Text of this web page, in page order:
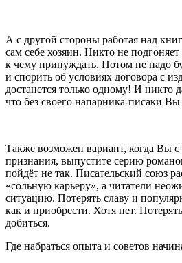
А с другой стороны работая над
сам себе хозяин. Никто не
к чему принуждать. Потом не надо
и спорить об условиях договора с
достанется только одному! И никто
что без своего напарника-писаки
Также возможен вариант, когда Вы с
признания, выпустите серию
пойдёт не так. Писательский союз
«сольную карьеру», а читатели
ситуацию. Потерять славу и
как и приобрести. Хотя нет.
добиться.
Где набраться опыта и советов